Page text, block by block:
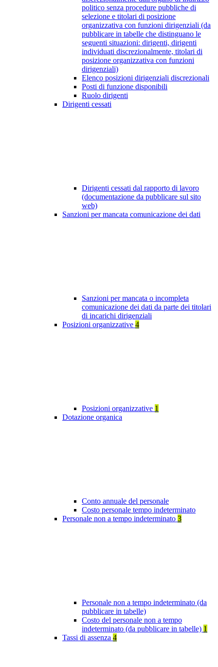
politico senza procedure pubbliche di
selezione e titolari di posizione
organizzativa con funzioni dirigenziali (da
pubblicare in tabelle che distinguano le
seguenti situazioni: dirigenti, dirigenti
individuati discrezionalmente, titolari di
posizione organizzativa con funzioni
dirigenziali)
Elenco posizioni dirigenziali discrezionali
Posti di funzione disponibili
Ruolo dirigenti
Dirigenti cessati
Dirigenti cessati dal rapporto di lavoro
(documentazione da pubblicare sul sito
web)
Sanzioni per mancata comunicazione dei dati
Sanzioni per mancata o incompleta
comunicazione dei dati da parte dei titolari
di incarichi dirigenziali
Posizioni organizzative 4
Posizioni organizzative 1
Dotazione organica
Conto annuale del personale
Costo personale tempo indeterminato
Personale non a tempo indeterminato 3
Personale non a tempo indeterminato (da
pubblicare in tabelle)
Costo del personale non a tempo
indeterminato (da pubblicare in tabelle) 1
Tassi di assenza 4